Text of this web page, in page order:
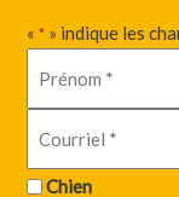
«* » indique les
Chien